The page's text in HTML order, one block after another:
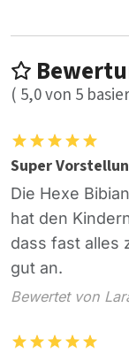
( 5,0von 5
Super
Die Hexe
hat den
dass fast alles
gut an.
Bewertet von